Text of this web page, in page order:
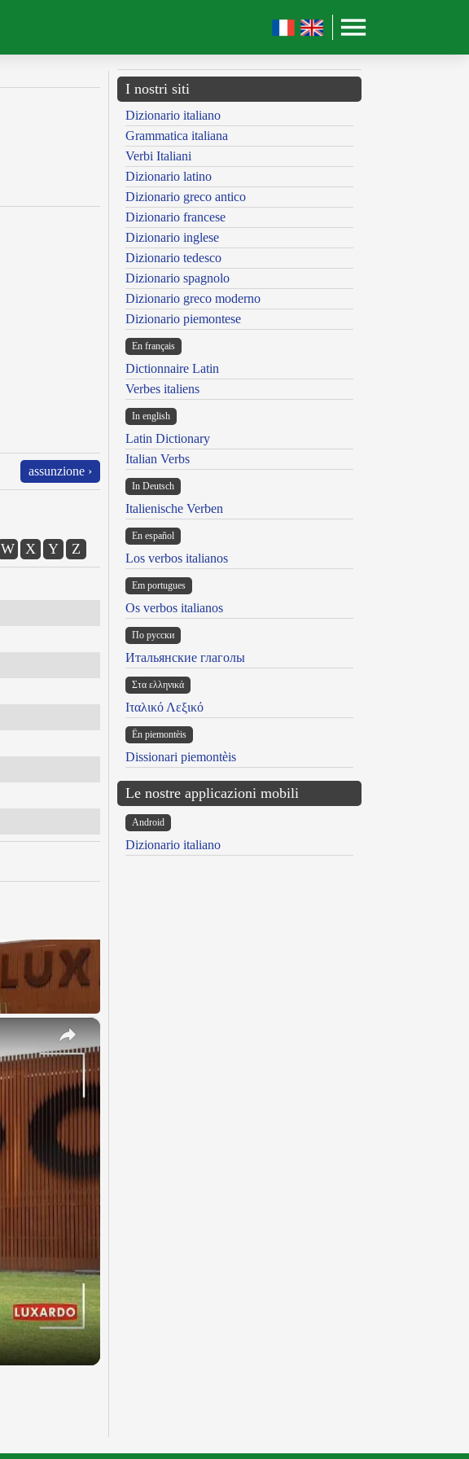
assunzione ›
W X Y Z
×
I nostri siti
Dizionario italiano
Grammatica italiana
Verbi Italiani
Dizionario latino
Dizionario greco antico
Dizionario francese
Dizionario inglese
Dizionario tedesco
Dizionario spagnolo
Dizionario greco moderno
Dizionario piemontese
En français
Dictionnaire Latin
Verbes italiens
In english
Latin Dictionary
Italian Verbs
In Deutsch
Italienische Verben
En español
Los verbos italianos
Em portugues
Os verbos italianos
По русски
Итальянские глаголы
Στα ελληνικά
Ιταλικό Λεξικό
Ën piemontèis
Dissionari piemontèis
Le nostre applicazioni mobili
Android
Dizionario italiano